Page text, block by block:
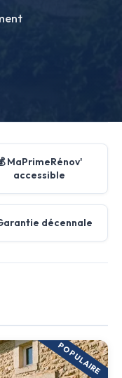
MaPrimeRénov'
accessible
décennale
POPULAIRE